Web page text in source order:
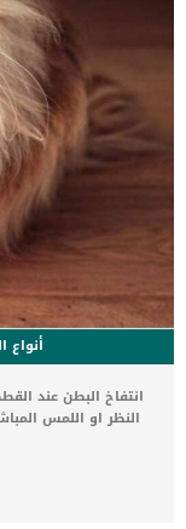
أنواع
انتفاخ البطن عند
النظر او اللمس
تعرف على اسباب
كثيرة ومتنوعة ولا